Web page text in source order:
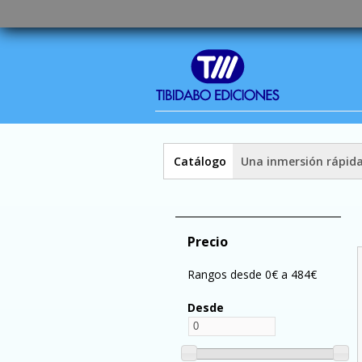
Catálogo Una inmersión rápida
Precio
Rangos desde 0€ a 484€
Desde